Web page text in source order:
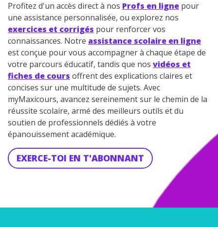
Profitez d'un accès direct à nos Profs en ligne pour
une assistance personnalisée, ou explorez nos
exercices et corrigés pour renforcer vos
connaissances. Notre assistance scolaire en ligne
est conçue pour vous accompagner à chaque étape de
votre parcours éducatif, tandis que nos vidéos et
fiches de cours offrent des explications claires et
concises sur une multitude de sujets. Avec
myMaxicours, avancez sereinement sur le chemin de la
réussite scolaire, armé des meilleurs outils et du
soutien de professionnels dédiés à votre
épanouissement académique.
EXERCE-TOI EN T'ABONNANT